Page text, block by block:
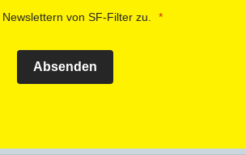
von SF-Filter zu.
Absenden